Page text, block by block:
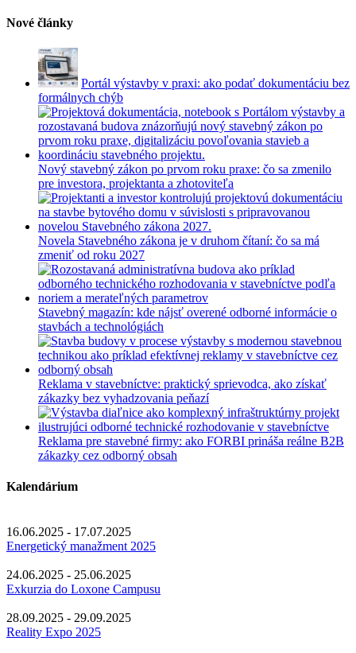
Nové články
Portál výstavby v praxi: ako podať dokumentáciu bez
formálnych chýb
Nový stavebný zákon po prvom roku praxe: čo sa zmenilo
pre investora, projektanta a zhotoviteľa
Novela Stavebného zákona je v druhom čítaní: čo sa má
zmeniť od roku 2027
Stavebný magazín: kde nájsť overené odborné informácie o
stavbách a technológiách
Reklama v stavebníctve: praktický sprievodca, ako získať
zákazky bez vyhadzovania peňazí
Reklama pre stavebné firmy: ako FORBI prináša reálne B2B
zákazky cez odborný obsah
Kalendárium
16.06.2025 - 17.07.2025
Energetický manažment 2025
24.06.2025 - 25.06.2025
Exkurzia do Loxone Campusu
28.09.2025 - 29.09.2025
Reality Expo 2025